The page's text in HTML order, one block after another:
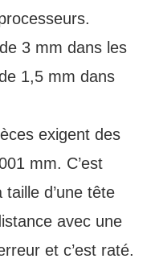
3 mm dans les
1,5 mm dans
exigent des
mm. C’est
d’une tête
avec une
et c’est raté.